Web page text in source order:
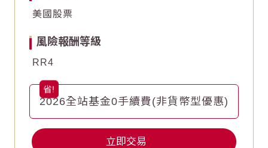
美國股票
風險報酬等級
RR4
2026全站基金0手續費(非貨幣型優惠)
立即交易